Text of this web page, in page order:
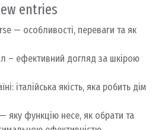
entries
— особливості, переваги та як
– ефективний догляд за шкірою
італійська якість, яка робить дім
яку функцію несе, як обрати та